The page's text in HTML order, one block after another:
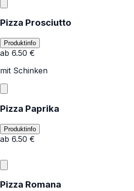
Pizza Prosciutto
Produktinfo
ab 6.50 €
mit Schinken
Pizza Paprika
Produktinfo
ab 6.50 €
Pizza Romana